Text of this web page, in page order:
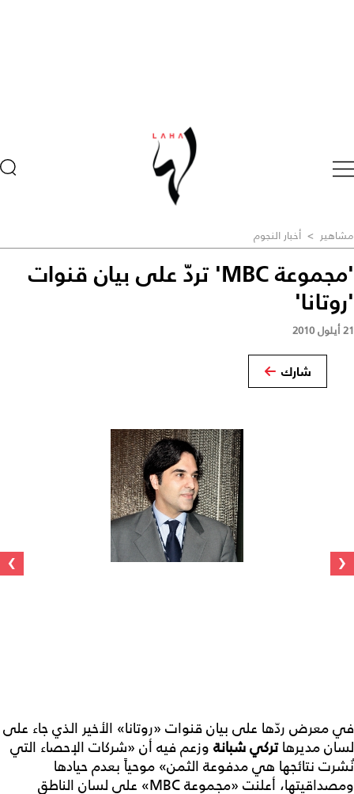
مشاهير > أخبار النجوم
'مجموعة MBC' تردّ على بيان قنوات
'روتانا'
21 أيلول 2010
شارك
‹
›
في معرض ردّها على بيان قنوات «روتانا» الأخير الذي جاء على
لسان مديرهاتركي شبانة وزعم فيه أن «شركات الإحصاء التي
نُشرت نتائجها هي مدفوعة الثمن» موحياً بعدم حيادها
ومصداقيتها، أعلنت «مجموعة MBC» على لسان الناطق